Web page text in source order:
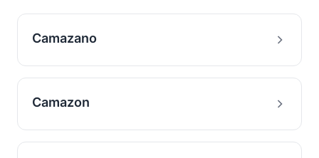
Camazano
Camazon